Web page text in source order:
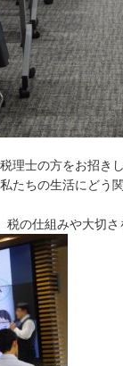
理士の方をお招き
たちの生活にど
の仕組みや大切